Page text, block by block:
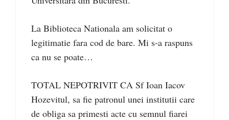
La Biblioteca Nationala am solicitat o
legitimatie fara cod de bare. Mi s-a raspuns
ca nu se poate…
TOTAL NEPOTRIVIT CA Sf Ioan Iacov
Hozevitul, sa fie patronul unei institutii care
de obliga sa primesti acte cu semnul fiarei